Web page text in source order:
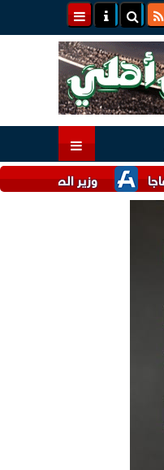
وزير الصناعة يُناقش مع